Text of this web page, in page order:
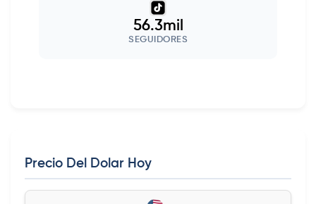
56.3mil
SEGUIDORES
Precio Del Dolar Hoy